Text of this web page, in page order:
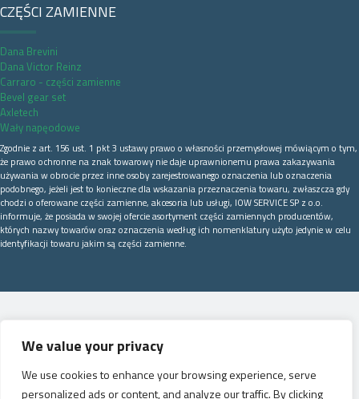
We value your privacy
We use cookies to enhance your browsing experience, serve
personalized ads or content, and analyze our traffic. By clicking
CZĘŚCI ZAMIENNE
Dana Brevini
Dana Victor Reinz
Carraro - części zamienne
Bevel gear set
Axletech
Wały napęodowe
Zgodnie z art. 156 ust. 1 pkt 3 ustawy prawo o własności przemysłowej mówiącym o tym,
że prawo ochronne na znak towarowy nie daje uprawnionemu prawa zakazywania
używania w obrocie przez inne osoby zarejestrowanego oznaczenia lub oznaczenia
podobnego, jeżeli jest to konieczne dla wskazania przeznaczenia towaru, zwłaszcza gdy
chodzi o oferowane części zamienne, akcesoria lub usługi, IOW SERVICE SP z o.o.
informuje, że posiada w swojej ofercie asortyment części zamiennych producentów,
których nazwy towarów oraz oznaczenia według ich nomenklatury użyto jedynie w celu
identyfikacji towaru jakim są części zamienne.